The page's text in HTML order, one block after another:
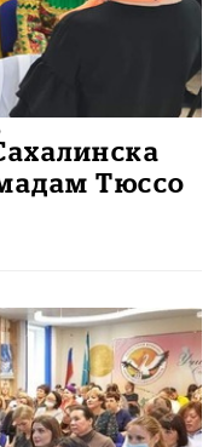
Тюссо